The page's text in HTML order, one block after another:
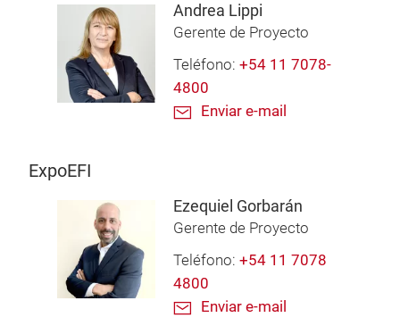
Andrea Lippi
Gerente de Proyecto
Teléfono: +54 11 7078-
4800
Enviar e-mail
ExpoEFI
Ezequiel Gorbarán
Gerente de Proyecto
Teléfono: +54 11 7078
4800
Enviar e-mail